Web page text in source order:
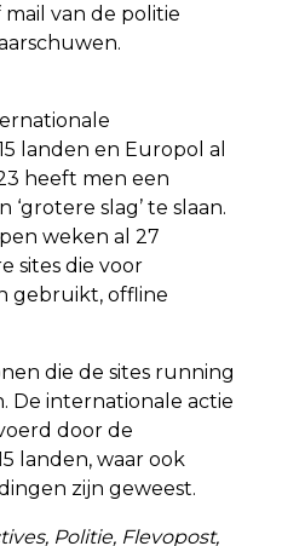
van de politie
landen en Europol al
heeft men een
slag’ te slaan.
weken al 27
sites die voor
gebruikt, offline
die de sites running
De internationale actie
door de
landen, waar ook
zijn geweest.
Politie, Flevopost,